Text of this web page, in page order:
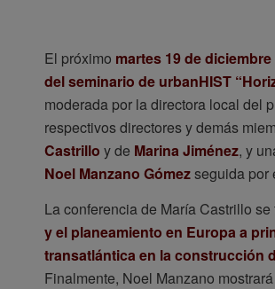
El próximo martes 19 de
del seminario de urbanHIST
moderada por la directora local del
respectivos directores y demás
Castrillo y de Marina Jiménez, y
Noel Manzano Gómezseguida por
La conferencia de María Castrillo se
y el planeamiento en Europa a
transatlántica en la construcción
Finalmente, Noel Manzano